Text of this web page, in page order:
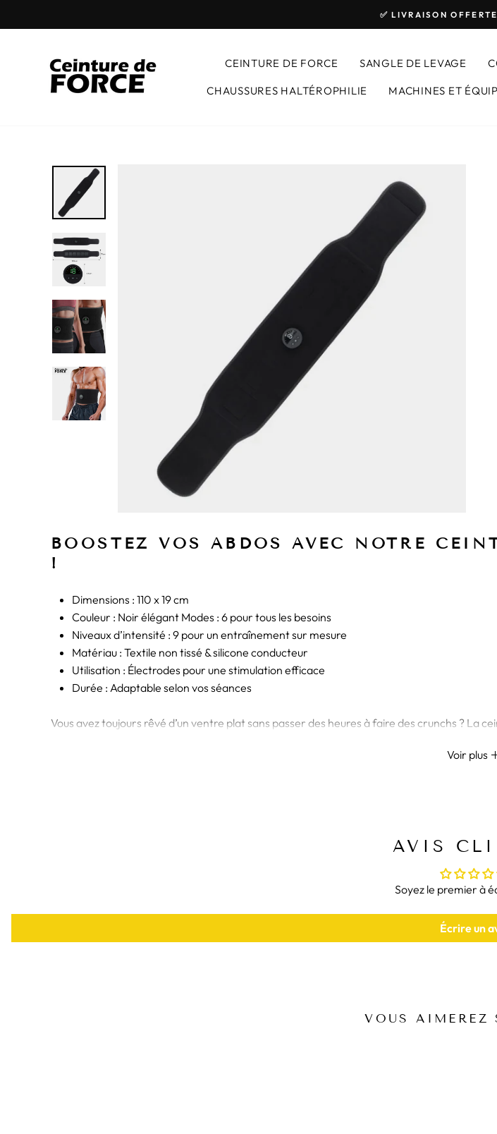
au
✅ LIVRAISON
CEINTURE DE FORCE SANGLE DE LEVAGE
CHAUSSURES HALTÉROPHILIE MACHINES ET
BOOSTEZ VOS ABDOS AVEC NOTRE
!
Dimensions : 110 x 19 cm
Couleur : Noir élégant Modes : 6 pour tous les besoins
Niveaux d’intensité : 9 pour un entraînement sur mesure
Matériau : Textile non tissé & silicone conducteur
Utilisation : Électrodes pour une stimulation efficace
Durée : Adaptable selon vos séances
Vous avez toujours rêvé d’un ventre plat sans passer des heures à faire des crunchs ? La
Vous pourrez même faire une pause café entre deux séances sans culpabiliser ! 😜
muscles comme jamais auparavant. Que vous souhaitiez perdre du gras ou
conducteur garantissent une efficacité maximale, tout en étant agréable à porter. La
noir
. Ou explorez notre collection :
Voir plus
AVIS
Soyez le premier à
Écrire un
VOUS AIMEREZ